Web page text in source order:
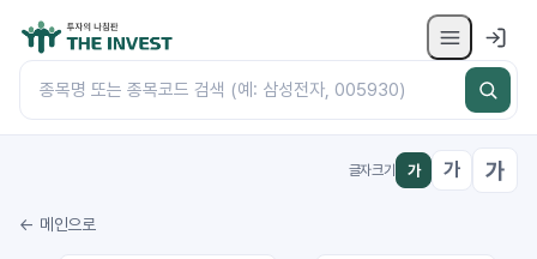
글자크기 가 가 가
← 메인으로